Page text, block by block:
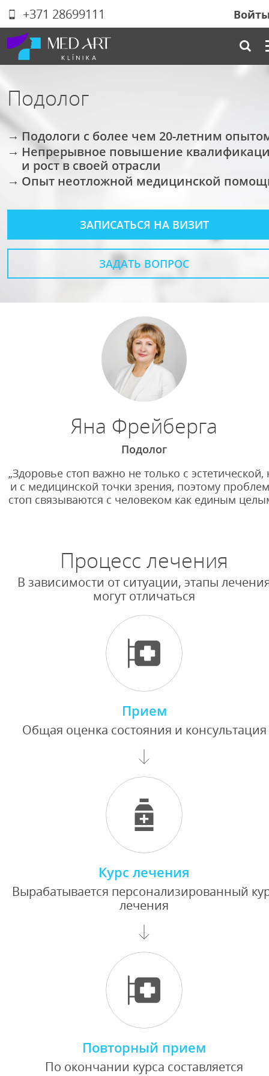
+371 28699111
Подолог
Подологи с более чем 20-летним
Непрерывное повышение
и рост в своей отрасли
Опыт неотложной медицинской
ЗАПИСАТЬСЯ НА ВИЗИТ
ЗАДАТЬ ВОПРОС
Яна Фрейберга
Подолог
„Здоровье стоп важно не только с эстетической,
и с медицинской точки зрения, поэтому
стоп связываются с человеком как единым
Процесс лечения
В зависимости от ситуации, этапы
могут отличаться
Прием
Общая оценка состояния и консультация
Курс лечения
Вырабатывается персонализированный
лечения
Повторный прием
По окончании курса составляется